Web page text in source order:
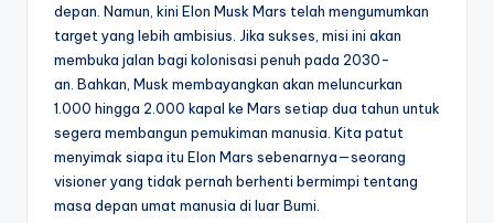
depan. Namun, kini Elon Musk Mars telah mengumumkan
target yang lebih ambisius. Jika sukses, misi ini akan
membuka jalan bagi kolonisasi penuh pada 2030-
an. Bahkan, Musk membayangkan akan meluncurkan
1.000 hingga 2.000 kapal ke Mars setiap dua tahun untuk
segera membangun pemukiman manusia. Kita patut
menyimak siapa itu Elon Mars sebenarnya—seorang
visioner yang tidak pernah berhenti bermimpi tentang
masa depan umat manusia di luar Bumi.